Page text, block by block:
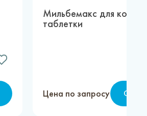
Мильбемакс для
таблетки
Цена по запросу